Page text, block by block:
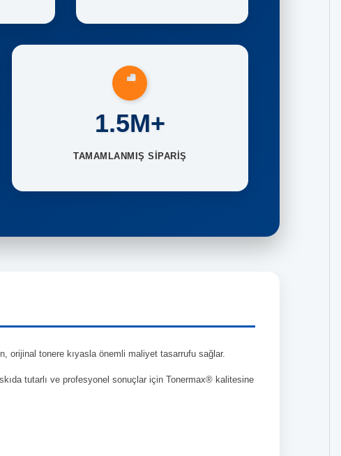
1.5M+
TAMAMLANMIŞ SİPARİŞ
orijinal tonere kıyasla önemli maliyet tasarrufu sağlar.
tutarlı ve profesyonel sonuçlar için Tonermax® kalitesine